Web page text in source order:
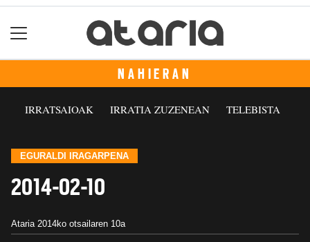
NAHIERAN
IRRATSAIOAK IRRATIA ZUZENEAN TELEBISTA
EGURALDI IRAGARPENA
2014-02-10
Ataria 2014ko otsailaren 10a